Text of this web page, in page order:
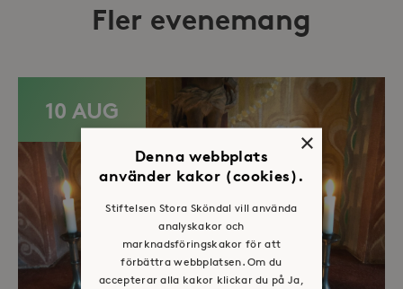
Fler evenemang
10 AUG
×
Denna webbplats
använder kakor (cookies).
Stiftelsen Stora Sköndal vill använda
analyskakor och
marknadsföringskakor för att
förbättra webbplatsen. Om du
accepterar alla kakor klickar du på Ja,